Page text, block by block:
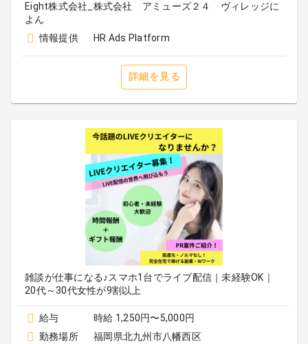
Eight株式会社_株式会社 アミューズ２４ ヴィレッジに
よん
情報提供
HR Ads Platform
詳細を見る
雑談が仕事になる♪スマホ1台でライブ配信｜未経験OK｜
20代～30代女性が9割以上
給与
時給 1,250円〜5,000円
勤務場所
福岡県北九州市八幡西区